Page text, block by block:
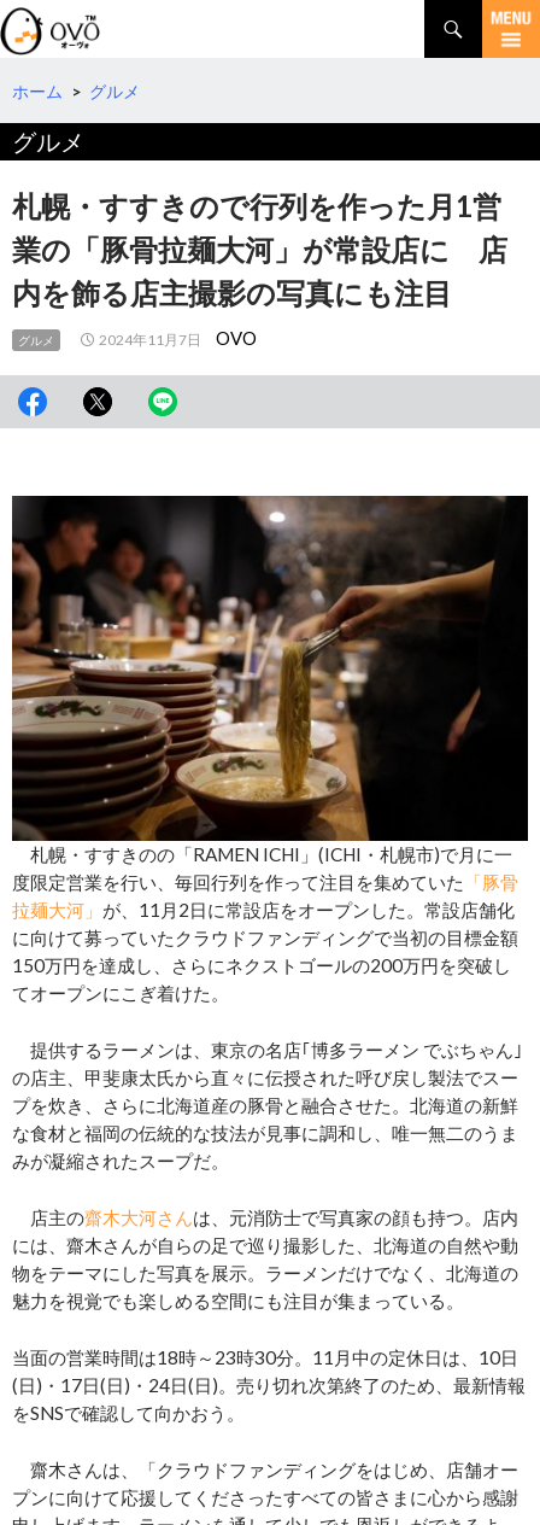
検
索
コ
テ
ツ
へ
動
ホーム > グルメ
グルメ
札幌・すすきので行列を作った月1営
業の「豚骨拉麺大河」が常設店に 店
内を飾る店主撮影の写真にも注目
グルメ 2024年11月7日 OVO
札幌・すすきのの「RAMEN ICHI」(ICHI・札幌市)で月に一
度限定営業を行い、毎回行列を作って注目を集めていた
「豚骨
拉麺大河」 が、11月2日に常設店をオープンした。常設店舗化
に向けて募っていたクラウドファンディングで当初の目標金額
150万円を達成し、さらにネクストゴールの200万円を突破し
てオープンにこぎ着けた。
提供するラーメンは、東京の名店｢博多ラーメン でぶちゃん｣
の店主、甲斐康太氏から直々に伝授された呼び戻し製法でスー
プを炊き、さらに北海道産の豚骨と融合させた。北海道の新鮮
な食材と福岡の伝統的な技法が見事に調和し、唯一無二のうま
みが凝縮されたスープだ。
店主の齋木大河さんは、元消防士で写真家の顔も持つ。店内
には、齋木さんが自らの足で巡り撮影した、北海道の自然や動
物をテーマにした写真を展示。ラーメンだけでなく、北海道の
魅力を視覚でも楽しめる空間にも注目が集まっている。
当面の営業時間は18時～23時30分。11月中の定休日は、10日
(日)・17日(日)・24日(日)。売り切れ次第終了のため、最新情報
をSNSで確認して向かおう。
齋木さんは、「クラウドファンディングをはじめ、店舗オー
プンに向けて応援してくださったすべての皆さまに心から感謝